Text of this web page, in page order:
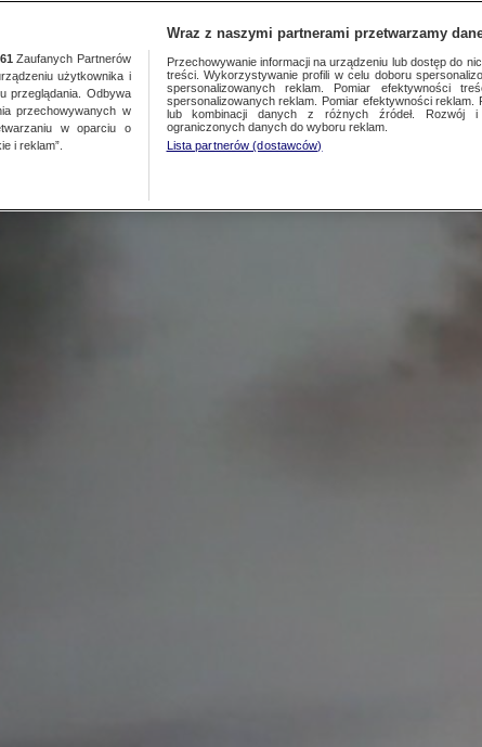
GORĄCE TEMATY
filmy
Zaufanych Partnerów
użytkownika i
przeglądania. Odbywa
przechowywanych w
w oparciu o
i reklam”.
Wraz z naszymi partnerami przetwarzamy
Przechowywanie informacji na urządzeniu lub dostęp do
treści. Wykorzystywanie profili w celu doboru
spersonalizowanych reklam. Pomiar efektywności
spersonalizowanych reklam. Pomiar efektywności
lub kombinacji danych z różnych źródeł. Rozwój i
ograniczonych danych do wyboru reklam.
Lista partnerów (dostawców)